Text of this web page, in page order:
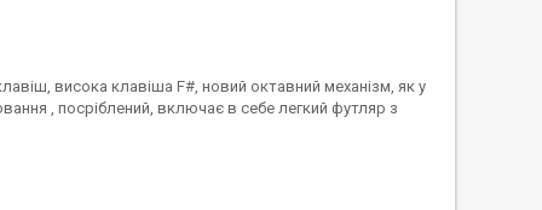
висока клавіша F#, новий октавний механізм, як у
, посріблений, включає в себе легкий футляр з